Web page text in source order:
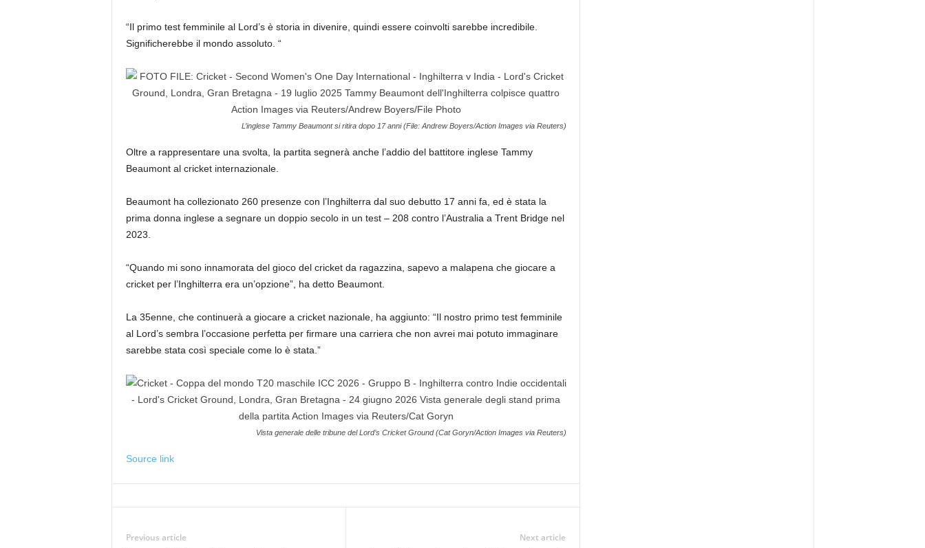
“Il primo test femminile al Lord’s è storia in divenire, quindi essere coinvolti sarebbe incredibile.
Significherebbe il mondo assoluto. “
L’inglese Tammy Beaumont si ritira dopo 17 anni (File: Andrew Boyers/Action Images via Reuters)
Oltre a rappresentare una svolta, la partita segnerà anche l’addio del battitore inglese Tammy
Beaumont al cricket internazionale.
Beaumont ha collezionato 260 presenze con l’Inghilterra dal suo debutto 17 anni fa, ed è stata la
prima donna inglese a segnare un doppio secolo in un test – 208 contro l’Australia a Trent Bridge nel
2023.
“Quando mi sono innamorata del gioco del cricket da ragazzina, sapevo a malapena che giocare a
cricket per l’Inghilterra era un’opzione”, ha detto Beaumont.
La 35enne, che continuerà a giocare a cricket nazionale, ha aggiunto: “Il nostro primo test femminile
al Lord’s sembra l’occasione perfetta per firmare una carriera che non avrei mai potuto immaginare
sarebbe stata così speciale come lo è stata.”
Vista generale delle tribune del Lord’s Cricket Ground (Cat Goryn/Action Images via Reuters)
Source link
Previous article Next article